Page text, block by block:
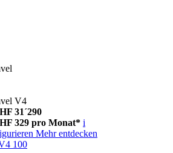
V4
31´290
329 pro Monat* i
Mehr entdecken
100